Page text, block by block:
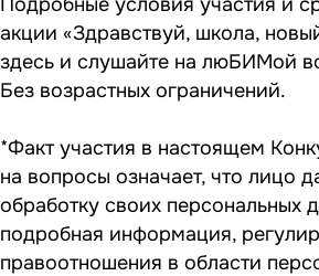
акции «Здравствуй, школа,
здесь и слушайте на люБИМой
Без возрастных ограничений.
*Факт участия в настоящем
на вопросы означает, что лицо
обработку своих персональных
подробная информация,
правоотношения в области